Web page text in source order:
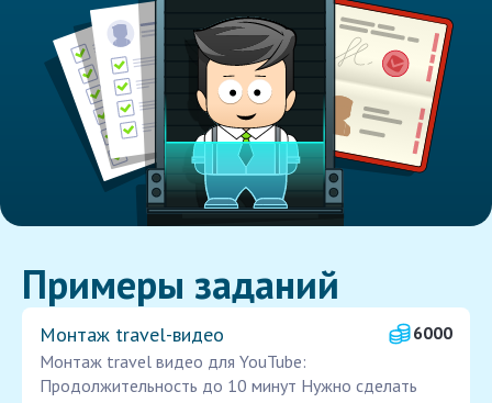
Примеры заданий
Монтаж travel-видео
6000
Монтаж travel видео для YouTube:
Продолжительность до 10 минут Нужно сделать